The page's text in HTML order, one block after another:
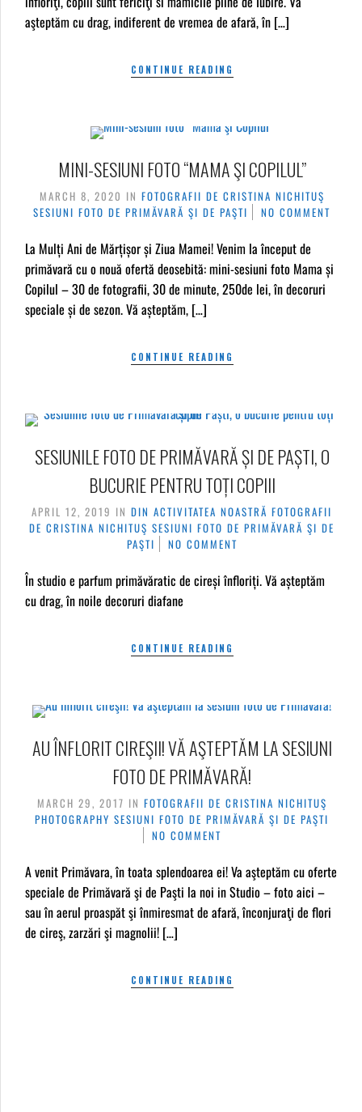
aşteptăm cu drag, indiferent de vremea de afară, în […]
CONTINUE READING
MINI-SESIUNI FOTO “MAMA ŞI COPILUL”
MARCH 8, 2020 IN FOTOGRAFII DE CRISTINA NICHITUŞ
SESIUNI FOTO DE PRIMĂVARĂ ŞI DE PAŞTI
NO COMMENT
La Mulți Ani de Mărțișor și Ziua Mamei! Venim la început de
primăvară cu o nouă ofertă deosebită: mini-sesiuni foto Mama și
Copilul – 30 de fotografii, 30 de minute, 250de lei, în decoruri
speciale și de sezon. Vă așteptăm, […]
CONTINUE READING
SESIUNILE FOTO DE PRIMĂVARĂ ȘI DE PAȘTI, O
BUCURIE PENTRU TOȚI COPIII
APRIL 12, 2019 IN DIN ACTIVITATEA NOASTRĂ FOTOGRAFII
DE CRISTINA NICHITUŞ SESIUNI FOTO DE PRIMĂVARĂ ŞI DE
PAŞTI
NO COMMENT
În studio e parfum primăvăratic de cireși înfloriți. Vă așteptăm
cu drag, în noile decoruri diafane
CONTINUE READING
AU ÎNFLORIT CIREŞII! VĂ AŞTEPTĂM LA SESIUNI
FOTO DE PRIMĂVARĂ!
MARCH 29, 2017 IN FOTOGRAFII DE CRISTINA NICHITUŞ
PHOTOGRAPHY SESIUNI FOTO DE PRIMĂVARĂ ŞI DE PAŞTI
NO COMMENT
A venit Primăvara, în toata splendoarea ei! Va aşteptăm cu oferte
speciale de Primăvară şi de Paşti la noi in Studio – foto aici –
sau în aerul proaspăt şi înmiresmat de afară, înconjuraţi de flori
de cireş, zarzări şi magnolii! […]
CONTINUE READING